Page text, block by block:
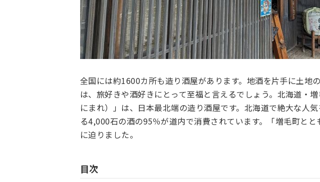
全国には約1600カ所も造り酒屋があります。地酒を片手に土地
は、旅好きや酒好きにとって至福と言えるでしょう。北海道・
にまれ）」は、日本最北端の造り酒屋です。北海道で絶大な人
る4,000石の酒の95％が道内で消費されています。「増毛町と
に迫りました。
目次